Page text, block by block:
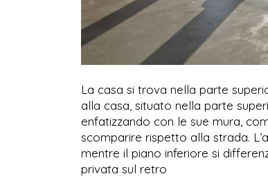
La casa si trova nella parte
alla casa, situato nella parte
enfatizzando con le sue mura,
scomparire rispetto alla strada.
mentre il piano inferiore si
privata sul retro